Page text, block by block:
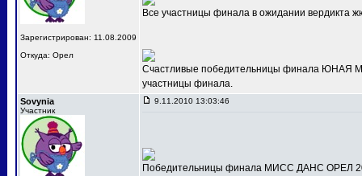
Зарегистрирован: 11.08.2009
Откуда: Орел
Все участницы финала в ожидании вердикта
Счастливые победительницы финала ЮНАЯ
участницы финала.
Sovynia
Участник
9.11.2010 13:03:46
Победительницы финала МИСС ДАНС ОРЕЛ